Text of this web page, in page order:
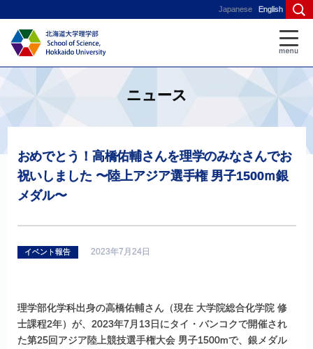
Japanese English
ニュース
おめでとう！ 高橋佑輔さんを理学のみなさんでお
祝いしました 〜陸上アジア選手権 男子1500ｍ銀
メダル〜
イベント報告 2023年7月24日
理学部化学科出身の高橋佑輔さん（現在 大学院総合化学院 修
士課程2年）が、2023年7月13日にタイ・バンコクで開催され
た第25回アジア陸上競技選手権大会 男子1500mで、銀メダル